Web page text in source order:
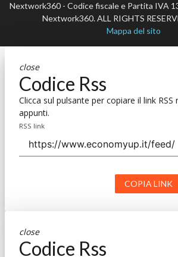
Nextwork360 - Codice fiscale e Partita IVA
Nextwork360. ALL RIGHTS
Mappa del sito
close
Codice Rss
Clicca sul pulsante per copiare il link RSS
appunti.
RSS link
COPIA LINK
close
Codice Rss